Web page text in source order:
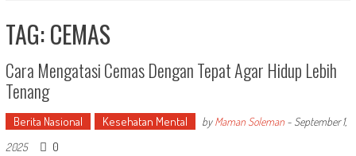
TAG: CEMAS
Cara Mengatasi Cemas Dengan Tepat Agar Hidup Lebih
Tenang
Berita Nasional Kesehatan Mental byMaman Soleman- September 1,
2025
0